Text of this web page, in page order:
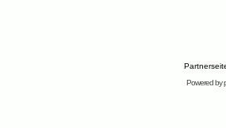
Powered by